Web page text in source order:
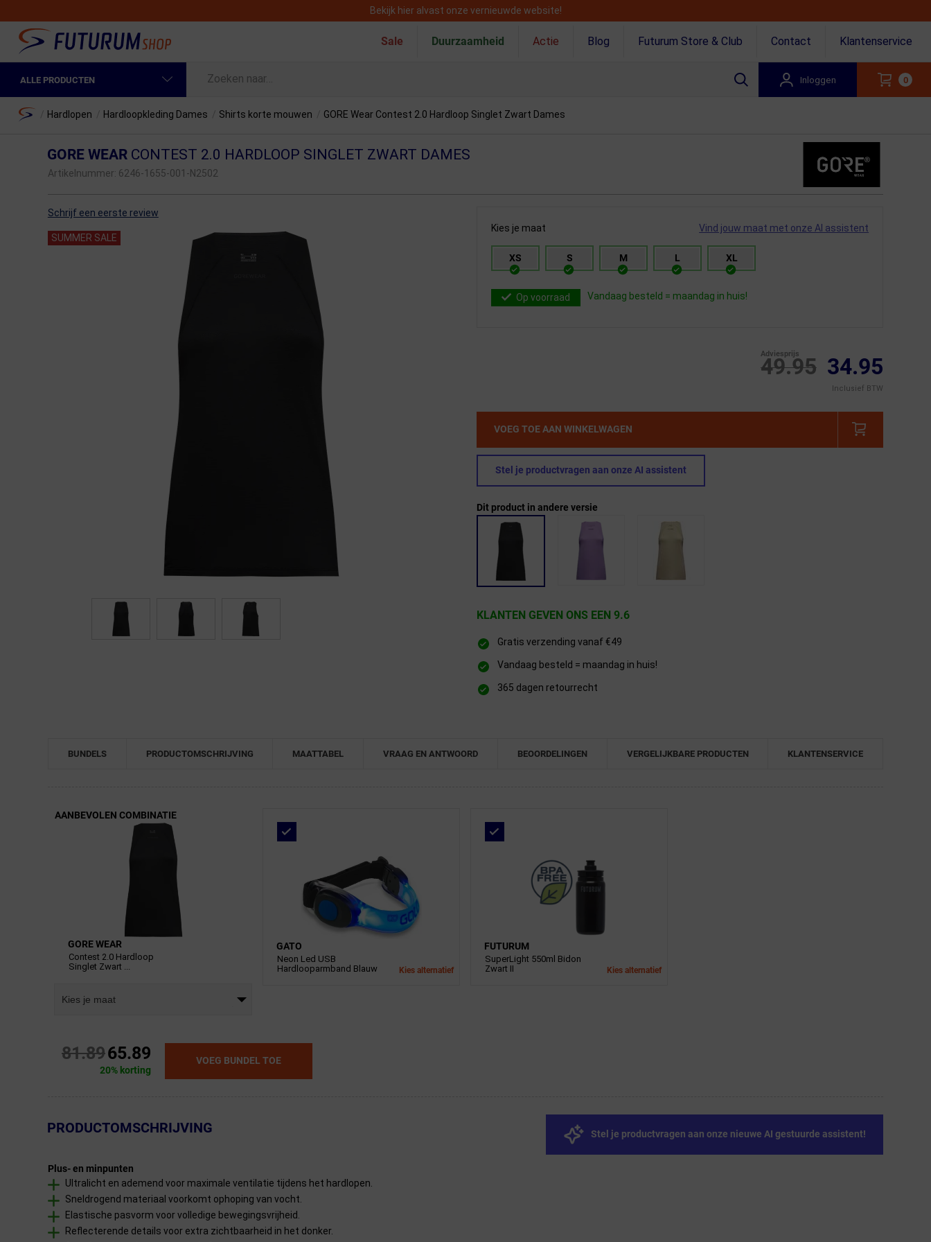
Bekijk hier alvast onze vernieuwde website!
Sale Duurzaamheid Actie Blog Futurum Store & Club Contact Klantenservice
ALLE PRODUCTEN
Fietskleding Heren
Fietsonderdelen
Inloggen 0
Home Hardlopen Hardloopkleding Dames Shirts korte mouwen GORE Wear Contest 2.0 Hardloop Singlet Zwart Dames
GORE WEARCONTEST 2.0 HARDLOOP SINGLET ZWART DAMES
Artikelnummer: 6246-1655-001-N2502
Schrijf een eerste review
SUMMER SALE
Kies je maat Vind jouw maat met onze AI assistent
XS S M L XL
Op voorraad Vandaag besteld = maandag in huis!
49.95
Adviesprijs 34.95
Inclusief BTW
VOEG TOE AAN WINKELWAGEN
Stel je productvragen aan onze AI assistent
Dit product in andere versie
KLANTEN GEVEN ONS EEN 9.6
Gratis verzending vanaf €49
Vandaag besteld = maandag in huis!
365 dagen retourrecht
BUNDELS PRODUCTOMSCHRIJVING MAATTABEL VRAAG EN ANTWOORD BEOORDELINGEN VERGELIJKBARE PRODUCTEN KLANTENSERVICE
AANBEVOLEN COMBINATIE
GORE WEAR
Contest 2.0 Hardloop
Singlet Zwart ...
Kies je maat
GATO
Neon Led USB
Hardlooparmband Blauw
Kies alternatief
FUTURUM
SuperLight 550ml Bidon
Zwart II
Kies alternatief
81.8965.89
20% korting
VOEG BUNDEL TOE
← Terug naar productnavigatie
PRODUCTOMSCHRIJVING Stel je productvragen aan onze nieuwe AI gestuurde assistent!
Plus- en minpunten
Ultralicht en ademend voor maximale ventilatie tijdens het hardlopen.
Sneldrogend materiaal voorkomt ophoping van vocht.
Elastische pasvorm voor volledige bewegingsvrijheid.
Reflecterende details voor extra zichtbaarheid in het donker.